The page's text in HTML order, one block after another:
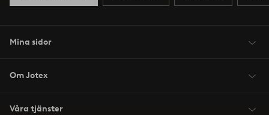
Mina sidor
Om Jotex
Våra tjänster